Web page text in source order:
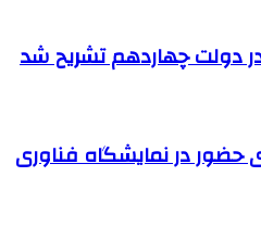
دولت چهاردهم تشریح شد
حضور در نمایشگاه فناوری